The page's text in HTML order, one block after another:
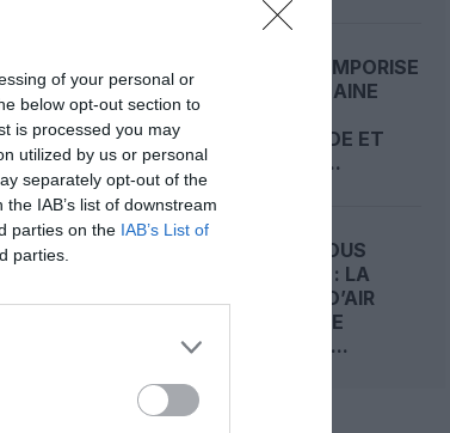
of your personal or
below opt-out section to
is processed you may
utilized by us or personal
separately opt-out of the
IAB’s list of downstream
parties on the IAB’s List of
parties.
INDIGO TEMPORISE
SA PROCHAINE
COMMANDE ET
MISE SUR...
BOEING SOUS
PRESSION : LA
FACTURE D’AIR
FORCE ONE
ALOURDIT...